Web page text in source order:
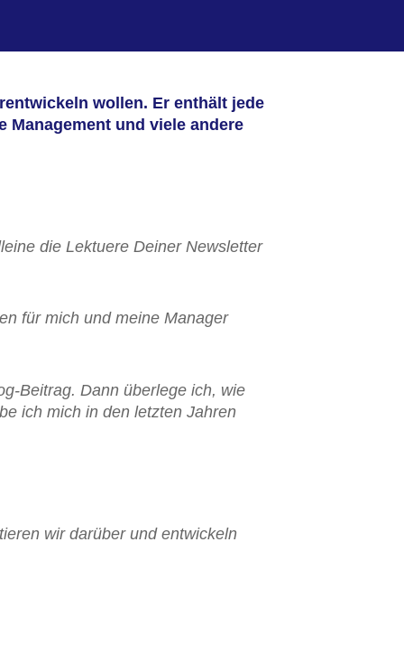
wollen. Er enthält jede
Management und viele andere
die Lektuere Deiner Newsletter
für mich und meine Manager
Beitrag. Dann überlege ich, wie
ich mich in den letzten Jahren
wir darüber und entwickeln